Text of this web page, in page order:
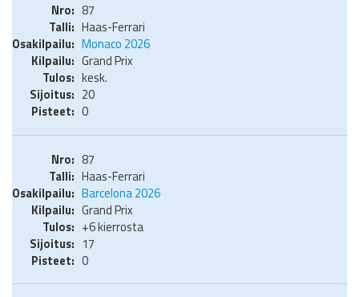
87
Haas-Ferrari
Monaco 2026
Grand Prix
kesk.
20
0
87
Haas-Ferrari
Barcelona 2026
Grand Prix
+6 kierrosta
17
0